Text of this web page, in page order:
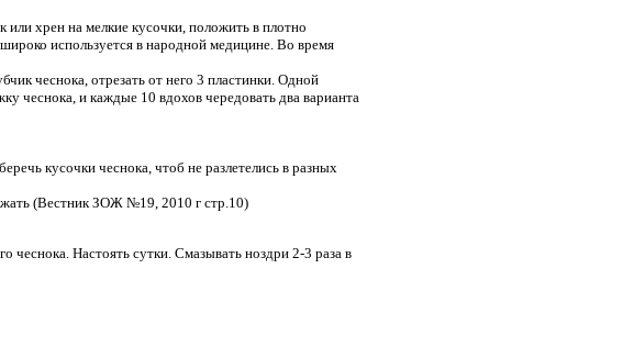
хрен на мелкие кусочки, положить в плотно
используется в народной медицине. Во время
чеснока, отрезать от него 3 пластинки. Одной
чеснока, и каждые 10 вдохов чередовать два варианта
кусочки чеснока, чтоб не разлетелись в разных
(Вестник ЗОЖ №19, 2010 г стр.10)
чеснока. Настоять сутки. Смазывать ноздри 2-3 раза в